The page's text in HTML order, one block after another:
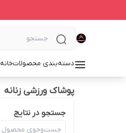
دسته‌بندی محصولاتخانه
پوشاک ورزشی زنانه
جستجو در نتایج